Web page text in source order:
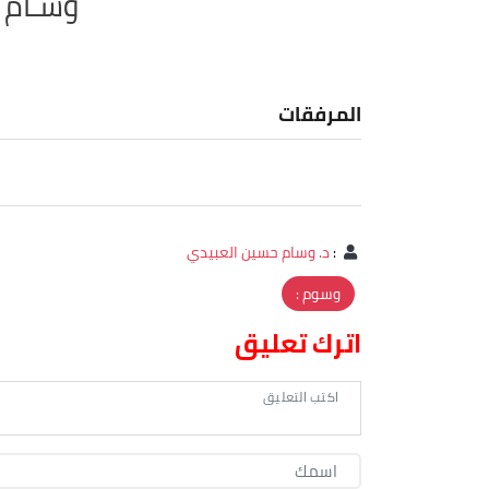
المرفقات
:د. وسام حسين العبيدي
وسوم :
اترك تعليق